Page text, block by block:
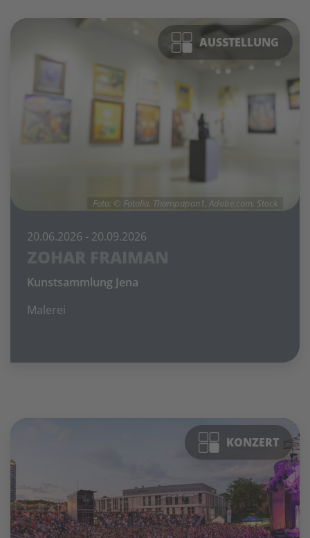
AUSSTELLUNG
Foto: © Fotolia, Thampapon1, Adobe.com, Stock
20.06.2026 - 20.09.2026
Kunstsammlung Jena
Malerei
KONZERT